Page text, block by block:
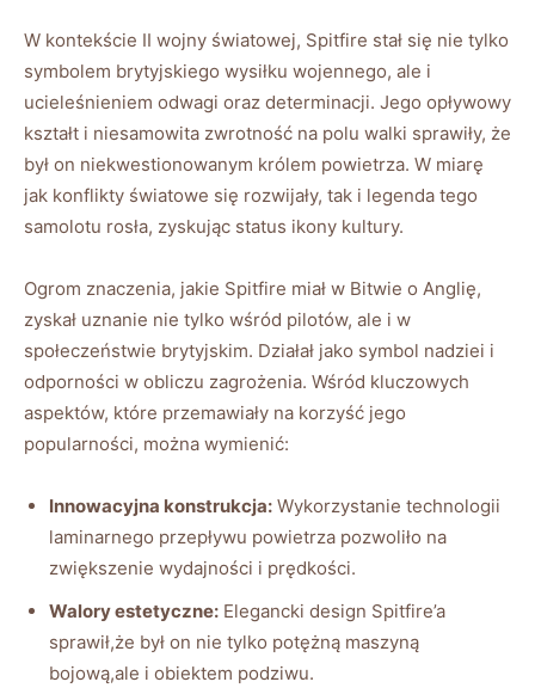
W kontekście II wojny światowej, Spitfire stał się nie tylko
symbolem brytyjskiego wysiłku wojennego, ale i
ucieleśnieniem odwagi oraz determinacji. Jego opływowy
kształt i niesamowita zwrotność na polu walki sprawiły, że
był on niekwestionowanym królem powietrza. W miarę
jak konflikty światowe się rozwijały, tak i legenda tego
samolotu rosła, zyskując status ikony kultury.
Ogrom znaczenia, jakie Spitfire miał w Bitwie o Anglię,
zyskał uznanie nie tylko wśród pilotów, ale i w
społeczeństwie brytyjskim. Działał jako symbol nadziei i
odporności w obliczu zagrożenia. Wśród kluczowych
aspektów, które przemawiały na korzyść jego
popularności, można wymienić:
Innowacyjna konstrukcja: Wykorzystanie technologii
laminarnego przepływu powietrza pozwoliło na
zwiększenie wydajności i prędkości.
Walory estetyczne: Elegancki design Spitfire’a
sprawił,że był on nie tylko potężną maszyną
bojową,ale i obiektem podziwu.